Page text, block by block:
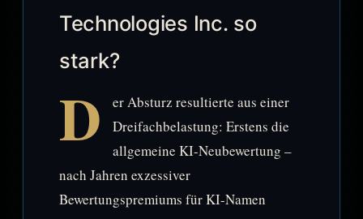
Technologies Inc. so
stark?
D
er Absturz resultierte aus einer
Dreifachbelastung: Erstens die
allgemeine KI-Neubewertung –
nach Jahren exzessiver
Bewertungspremiums für KI-Namen